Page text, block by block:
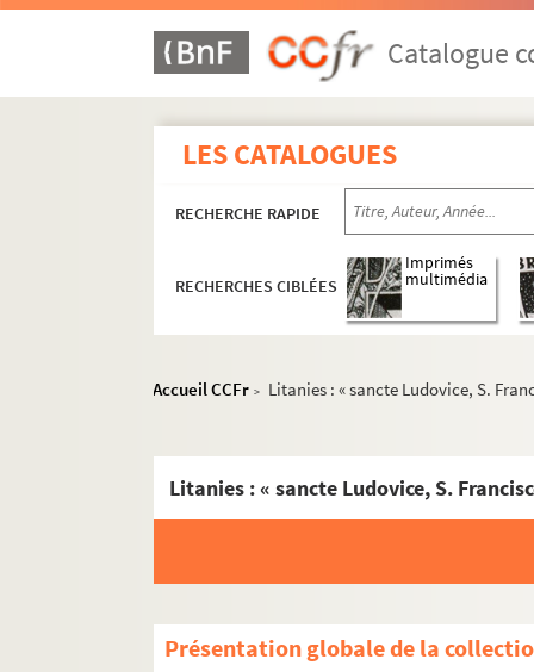
Catalogue
LES CATALOGUES
RECHERCHE RAPIDE
RECHERCHES CIBLÉES
Imprimés
multimédia
Accueil CCFr > Litanies : « sancte Ludovice, S.
Litanies : « sancte Ludovice, S.
Présentation globale de la